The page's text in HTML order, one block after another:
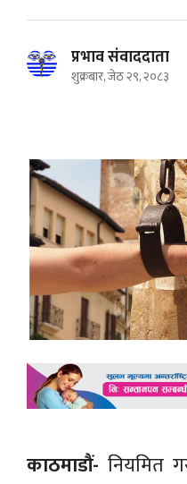
प्रभाव संवाददाता
शुक्रबार, जेठ २९, २०८३
काठमाडौं- नियमित